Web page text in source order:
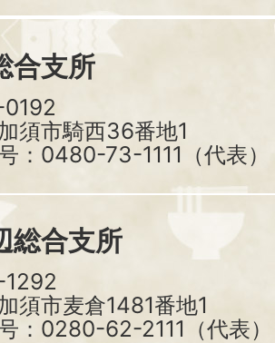
合支所
須市騎西36番地1
：0480-73-1111（代表）
総合支所
須市麦倉1481番地1
：0280-62-2111（代表）